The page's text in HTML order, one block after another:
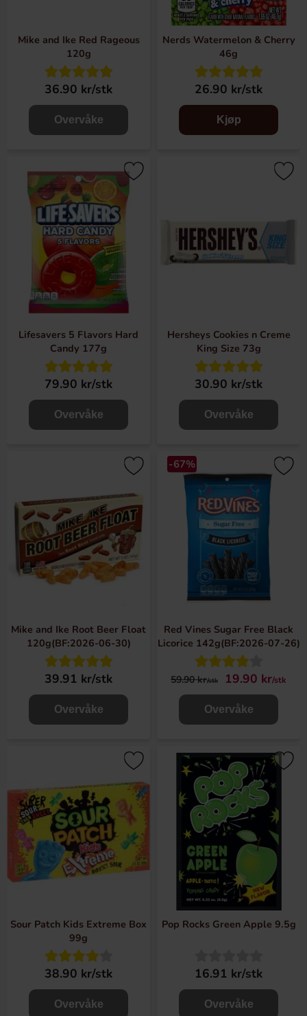
Mike and Ike Red Rageous
120g
36.90 kr/stk
Overvåke
Nerds Watermelon & Cherry
46g
26.90 kr/stk
Kjøp
Lifesavers 5 Flavors Hard
Candy 177g
79.90 kr/stk
Overvåke
Hersheys Cookies n Creme
King Size 73g
30.90 kr/stk
Overvåke
Mike and Ike Root Beer Float
120g(BF:2026-06-30)
39.91 kr/stk
Overvåke
-67%
Red Vines Sugar Free Black
Licorice 142g(BF:2026-07-26)
59.90 kr/stk 19.90 kr/stk
Overvåke
Sour Patch Kids Extreme Box
99g
38.90 kr/stk
Overvåke
Pop Rocks Green Apple 9.5g
16.91 kr/stk
Overvåke